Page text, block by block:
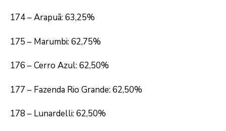
174 – Arapuã: 63,25%
175 – Marumbi: 62,75%
176 – Cerro Azul: 62,50%
177 – Fazenda Rio Grande: 62,50%
178 – Lunardelli: 62,50%